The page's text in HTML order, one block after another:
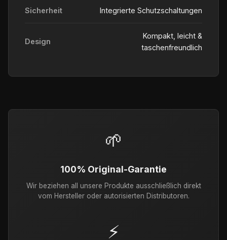
Sicherheit Integrierte Schutzschaltungen
Design
Kompakt, leicht &
taschenfreundlich
🌱
100% Original-Garantie
Wir beziehen all unsere Produkte ausschließlich direkt
vom Hersteller oder autorisierten Distributoren.
⚡